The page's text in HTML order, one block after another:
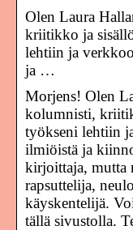
Olen Laura
kriitikko ja
lehtiin ja
ja …
Morjens! Olen
kolumnisti,
työkseni lehtiin
ilmiöistä ja
kirjoittaja, mutta
rapsuttelija,
käyskentelijä.
tällä sivustolla.